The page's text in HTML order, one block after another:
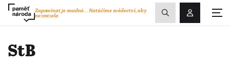
Přihlášení/
Zapomínat je snadné...Natáčíme svědectví, aby
nezmizela
Zobrazit
vyhledávání
StB